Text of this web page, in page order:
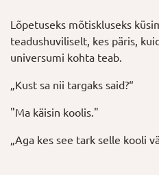
Lõpetuseks mõtiskluseks
teadushuviliselt, kes päris,
universumi kohta teab.
„Kust sa nii targaks said?“
"Ma käisin koolis."
„Aga kes see tark selle kooli